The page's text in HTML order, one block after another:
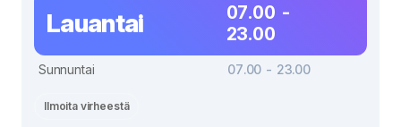
Lauantai
07.00 -
23.00
Sunnuntai 07.00 - 23.00
Ilmoita virheestä